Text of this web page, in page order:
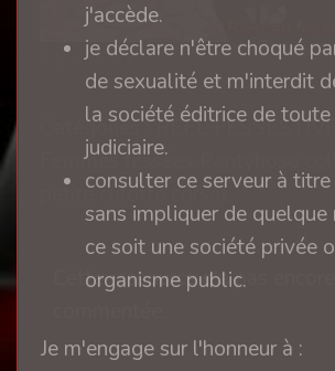
il y a 4 ans
Catégories : REEL
Femmes fessées Pantyhose
petite culotte corset
Cette ressource n'a pas encore
j'accède.
je déclare n'être choqué
de sexualité et m'interdit
la société éditrice de
judiciaire.
consulter ce serveur à
sans impliquer de quelque
ce soit une société privée
organisme public.
Je m'engage sur l'honneur à :